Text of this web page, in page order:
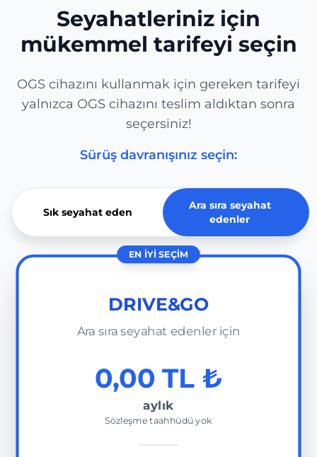
Seyahatleriniz için
mükemmel tarifeyi seçin
OGS cihazını kullanmak için gereken tarifeyi
yalnızca OGS cihazını teslim aldıktan sonra
seçersiniz!
Sürüş davranışınız seçin:
Sık seyahat eden
Ara sıra seyahat
edenler
EN IYI SEÇIM
DRIVE&GO
Ara sıra seyahat edenler için
0,00 TL ₺
aylık
Sözleşme taahhüdü yok